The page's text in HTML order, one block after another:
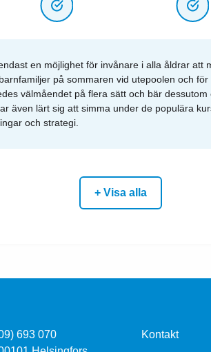
en möjlighet för invånare i alla åldrar att
på sommaren vid utepoolen och
välmåendet på flera sätt och bär
även lärt sig att simma under de populära
och strategi.
+ Visa alla
693 070
Kontakt